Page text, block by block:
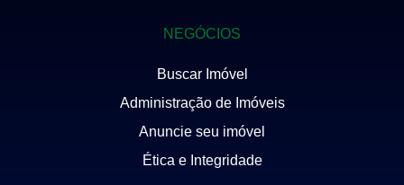
NEGÓCIOS
Buscar Imóvel
Administração de Imóveis
Anuncie seu imóvel
Ética e Integridade